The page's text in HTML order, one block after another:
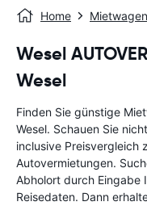
Home
Wesel
Wesel
Finden Sie günstige
Wesel. Schauen Sie
inclusive Preisvergleich
Autovermietungen.
Abholort durch Eingabe
Reisedaten. Dann